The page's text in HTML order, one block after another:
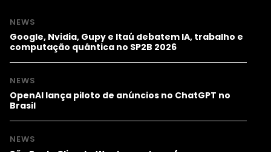
NEWS
Google, Nvidia, Gupy e Itaú debatem IA, trabalho e
computação quântica no SP2B 2026
NEWS
OpenAI lança piloto de anúncios no ChatGPT no
Brasil
NEWS